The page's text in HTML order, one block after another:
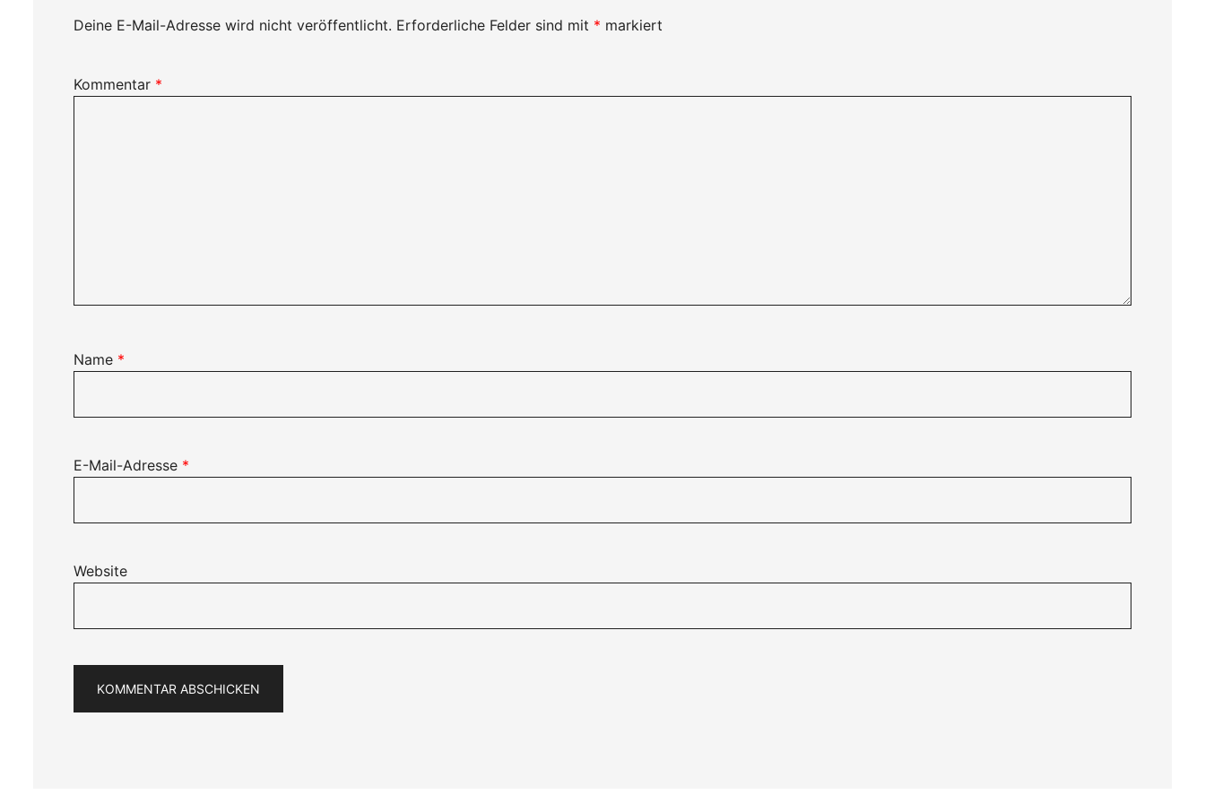
Deine E-Mail-Adresse wird nicht veröffentlicht. Erforderliche Felder sind mit * markiert
Kommentar *
Name *
E-Mail-Adresse *
Website